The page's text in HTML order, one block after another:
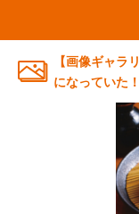
【画像ギャラ
になっていた